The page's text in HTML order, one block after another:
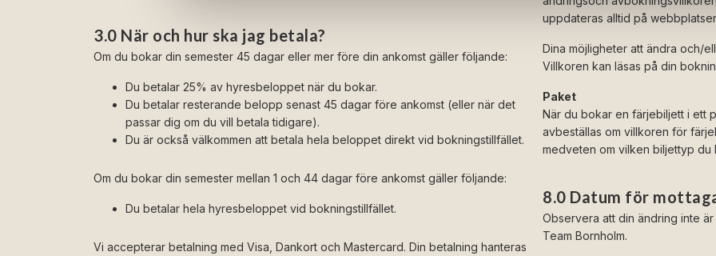
3.0 När och hur ska jag betala?
Om du bokar din semester 45 dagar eller mer före din ankomst gäller följande:
Du betalar 25% av hyresbeloppet när du bokar.
Du betalar resterande belopp senast 45 dagar före ankomst (eller när det
passar dig om du vill betala tidigare).
Du är också välkommen att betala hela beloppet direkt vid bokningstillfället.
Om du bokar din semester mellan 1 och 44 dagar före ankomst gäller följande:
Du betalar hela hyresbeloppet vid bokningstillfället.
Vi accepterar betalning med Visa, Dankort och Mastercard. Din betalning hanteras
uppdateras alltid på
Dina möjligheter att ändra och/
Villkoren kan läsas på din
Paket
När du bokar en färjebiljett i ett
avbeställas om villkoren för
medveten om vilken biljettyp
8.0 Datum för
Observera att din ändring inte
Team Bornholm.